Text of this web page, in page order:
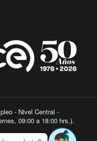
- Nivel Central -
09:00 a 18:00 hrs.).